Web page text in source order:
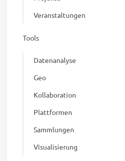
Veranstaltungen
Tools
Datenanalyse
Geo
Kollaboration
Plattformen
Sammlungen
Visualisierung